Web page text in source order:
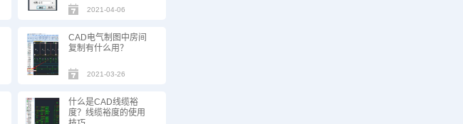
2021-04-06
CAD电气制图中房间
复制有什么用？
2021-03-26
什么是CAD线缆裕
度？线缆裕度的使用